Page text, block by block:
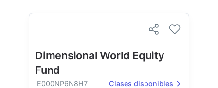
Dimensional World Equity
Fund
IE000NP6N8H7 Clases disponibles